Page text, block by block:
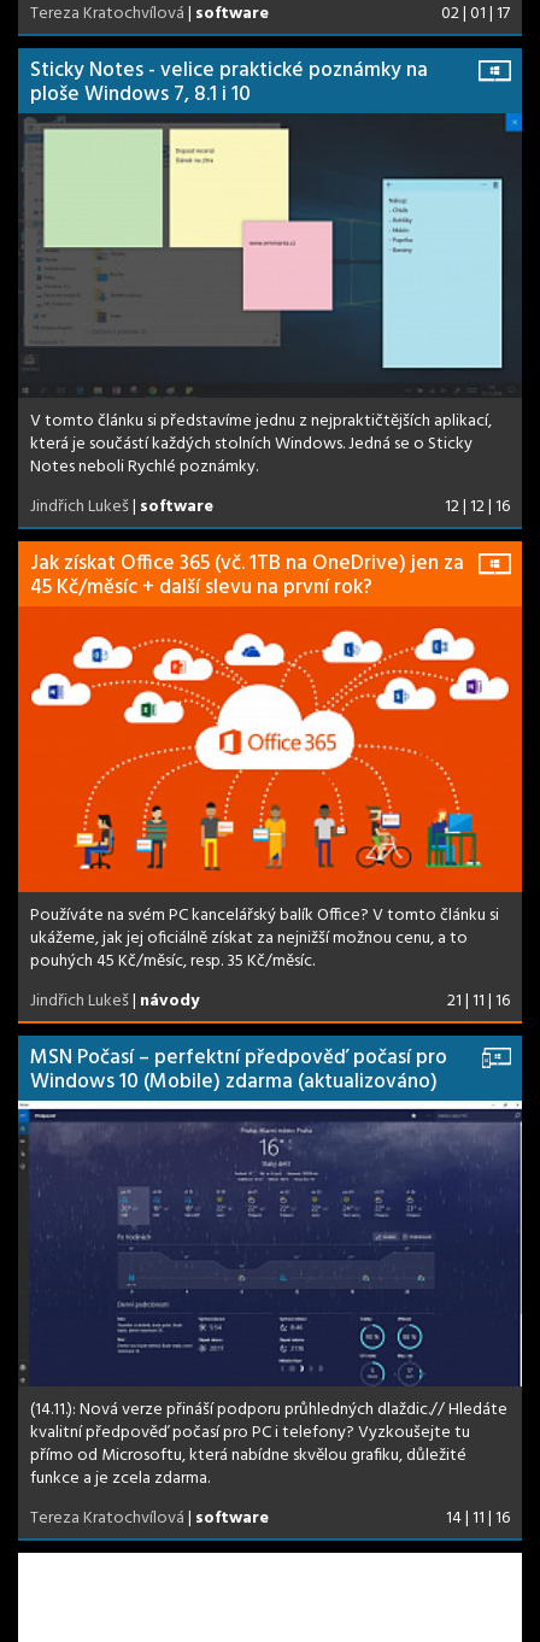
Tereza Kratochvílová| software 02 | 01 | 17
Sticky Notes - velice praktické poznámky na
ploše Windows 7, 8.1 i 10
V tomto článku si představíme jednu z nejpraktičtějších aplikací,
která je součástí každých stolních Windows. Jedná se o Sticky
Notes neboli Rychlé poznámky.
Jindřich Lukeš| software 12 | 12 | 16
Jak získat Office 365 (vč. 1TB na OneDrive) jen za
45 Kč/měsíc + další slevu na první rok?
Používáte na svém PC kancelářský balík Office? V tomto článku si
ukážeme, jak jej oficiálně získat za nejnižší možnou cenu, a to
pouhých 45 Kč/měsíc, resp. 35 Kč/měsíc.
Jindřich Lukeš| návody 21 | 11 | 16
MSN Počasí – perfektní předpověď počasí pro
Windows 10 (Mobile) zdarma (aktualizováno)
(14.11.): Nová verze přináší podporu průhledných dlaždic.// Hledáte
kvalitní předpověď počasí pro PC i telefony? Vyzkoušejte tu
přímo od Microsoftu, která nabídne skvělou grafiku, důležité
funkce a je zcela zdarma.
Tereza Kratochvílová| software 14 | 11 | 16